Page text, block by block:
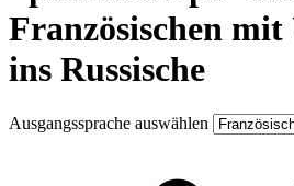
Französischen mit
ins Russische
Ausgangssprache auswählen